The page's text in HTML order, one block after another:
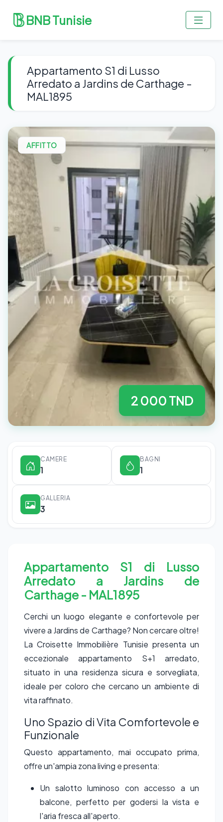
BNB Tunisie
Appartamento S1 di Lusso
Arredato a Jardins de Carthage -
MAL1895
AFFITTO
2 000 TND
CAMERE
1
BAGNI
1
GALLERIA
3
Appartamento S1 di Lusso
Arredato a Jardins de
Carthage - MAL1895
Cerchi un luogo elegante e confortevole per
vivere a Jardins de Carthage? Non cercare oltre!
La Croisette Immobilière Tunisie presenta un
eccezionale appartamento S+1 arredato,
situato in una residenza sicura e sorvegliata,
ideale per coloro che cercano un ambiente di
vita raffinato.
Uno Spazio di Vita Comfortevole e
Funzionale
Questo appartamento, mai occupato prima,
offre un'ampia zona living e presenta:
Un salotto luminoso con accesso a un
balcone, perfetto per godersi la vista e
l'aria fresca all'aperto.